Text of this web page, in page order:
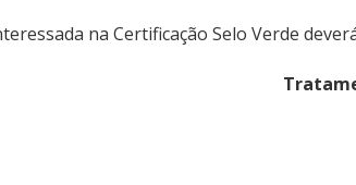
na Certificação Selo Verde